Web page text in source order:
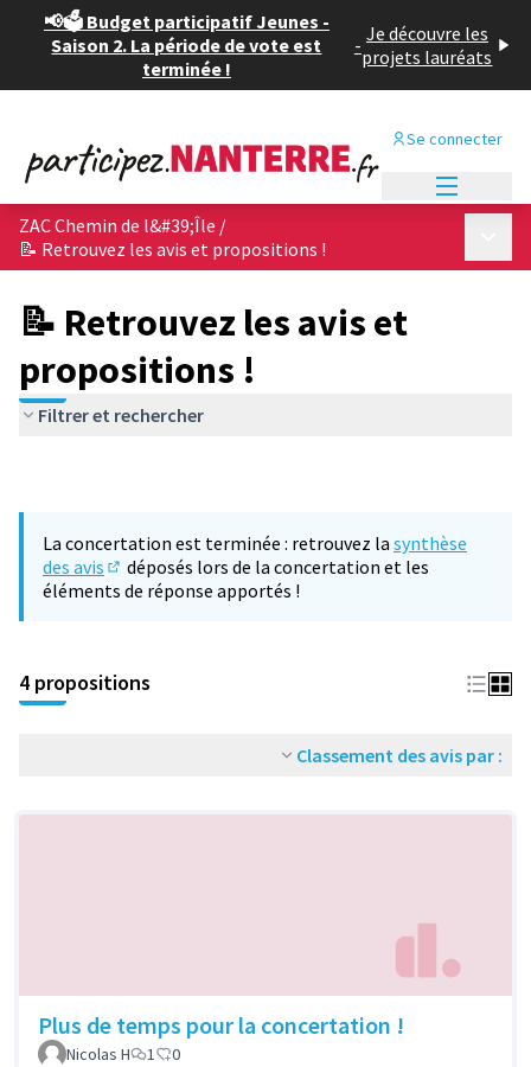
📢🗳️ Budget participatif Jeunes -
Saison 2. La période de vote est
terminée !
- Je découvre les
projets lauréats
Se connecter
ZAC Chemin de l&#39;Île /
📝 Retrouvez les avis et propositions !
📝 Retrouvez les avis et
propositions !
Filtrer et rechercher
La concertation est terminée : retrouvez la synthèse
des avis
(S'ouvre dans un nouvel onglet)
déposés lors de la concertation et les
éléments de réponse apportés !
4 propositions
Classement des avis par :
Plus de temps pour la concertation !
Nicolas H 1 0